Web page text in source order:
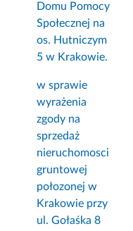
Domu Pomocy
Społecznej na
os. Hutniczym
5 w Krakowie.
w sprawie
wyrażenia
zgody na
sprzedaż
nieruchomosci
gruntowej
połozonej w
Krakowie przy
ul. Gołaśka 8